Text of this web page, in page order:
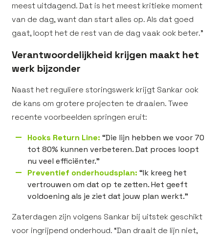
meest uitdagend. Dat is het meest kritieke moment
van de dag, want dan start alles op. Als dat goed
gaat, loopt het de rest van de dag vaak ook beter.”
Verantwoordelijkheid krijgen maakt het
werk bijzonder
Naast het reguliere storingswerk krijgt Sankar ook
de kans om grotere projecten te draaien. Twee
recente voorbeelden springen eruit:
Hooks Return Line: “Die lijn hebben we voor 70
tot 80% kunnen verbeteren. Dat proces loopt
nu veel efficiënter.”
Preventief onderhoudsplan: “Ik kreeg het
vertrouwen om dat op te zetten. Het geeft
voldoening als je ziet dat jouw plan werkt.”
Zaterdagen zijn volgens Sankar bij uitstek geschikt
voor ingrijpend onderhoud. “Dan draait de lijn niet,